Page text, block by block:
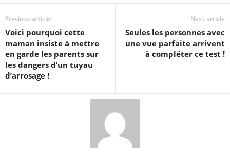
Previous article
Voici pourquoi cette
maman insiste à mettre
en garde les parents sur
les dangers d’un tuyau
d’arrosage !
Next article
Seules les personnes avec
une vue parfaite arrivent
à compléter ce test !